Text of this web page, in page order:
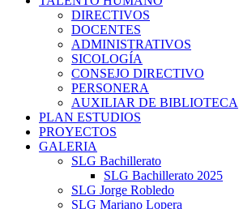
DIRECTIVOS
DOCENTES
ADMINISTRATIVOS
SICOLOGÍA
CONSEJO DIRECTIVO
PERSONERA
AUXILIAR DE BIBLIOTECA
PLAN ESTUDIOS
PROYECTOS
GALERIA
SLG Bachillerato
SLG Bachillerato 2025
SLG Jorge Robledo
SLG Mariano Lopera